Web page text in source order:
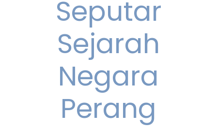
Seputar
Sejarah
Negara
Perang